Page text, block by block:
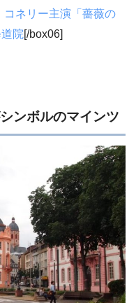
コネリー主演「薔薇の
院[/box06]
ンボルのマインツ